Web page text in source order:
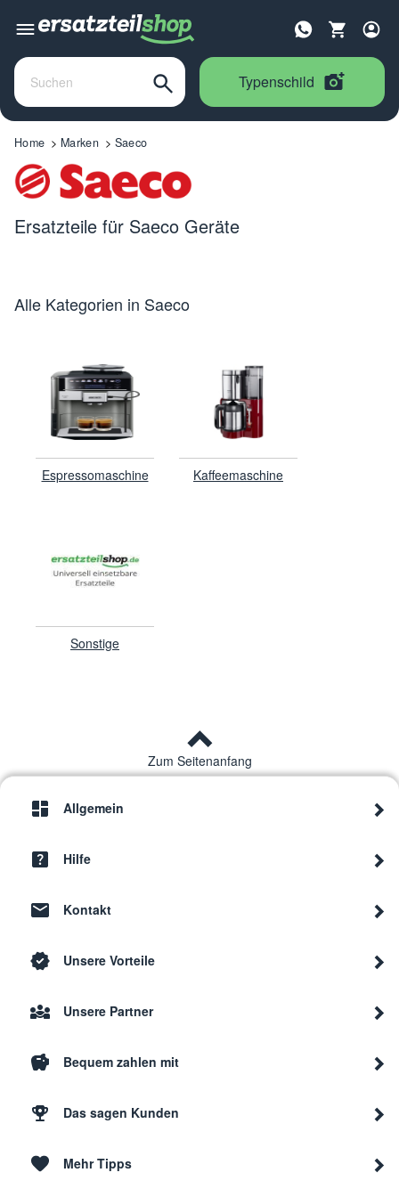
Typenschild
Home Marken Saeco
Ersatzteile für Saeco Geräte
Alle Kategorien in Saeco
Espressomaschine Kaffeemaschine
Sonstige
Zum Seitenanfang
Allgemein
Hilfe
Kontakt
Unsere Vorteile
Unsere Partner
Bequem zahlen mit
Das sagen Kunden
Mehr Tipps